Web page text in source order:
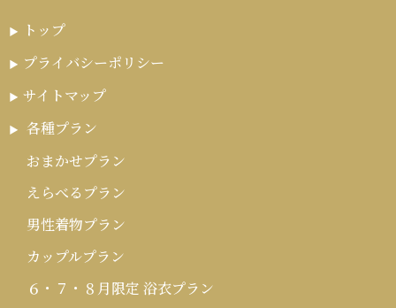
トップ
プライバシーポリシー
サイトマップ
各種プラン
おまかせプラン
えらべるプラン
男性着物プラン
カップルプラン
６・７・８月限定 浴衣プラン